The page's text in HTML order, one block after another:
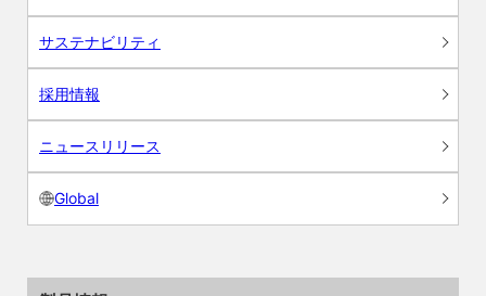
サステナビリティ
採用情報
ニュースリリース
Global